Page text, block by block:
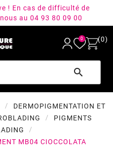
! En cas de difficulté de
au 04 93 80 09 00
0 (0)

DERMOPIGMENTATION ET
PIGMENTS
MB04 CIOCCOLATA